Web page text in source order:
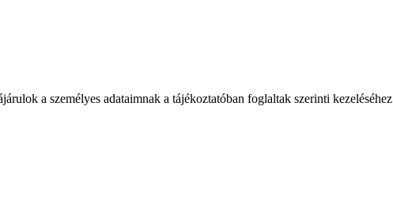
a személyes adataimnak a tájékoztatóban foglaltak szerinti kezeléséhez